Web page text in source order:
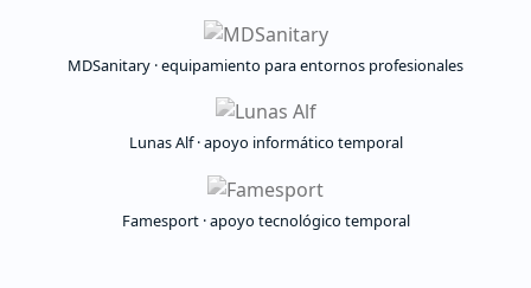
MDSanitary · equipamiento para entornos profesionales
Lunas Alf · apoyo informático temporal
Famesport · apoyo tecnológico temporal